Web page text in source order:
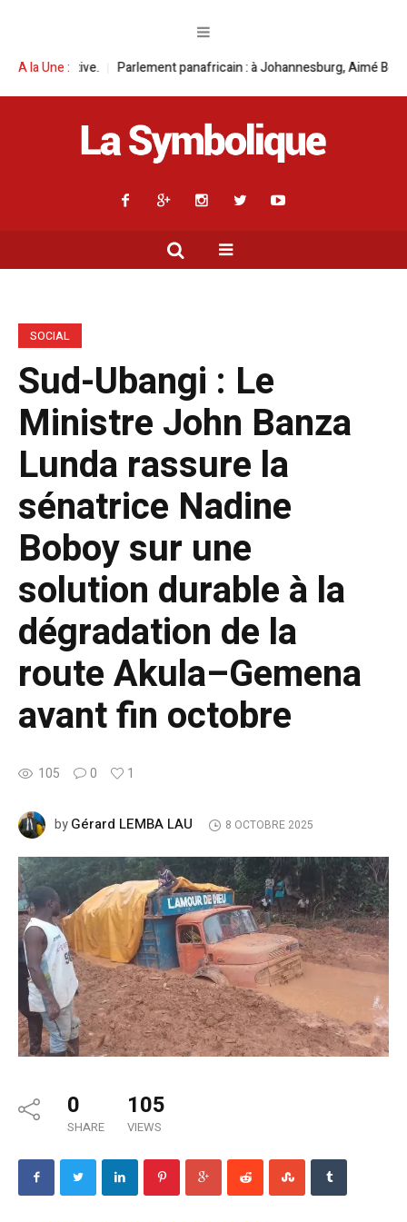
A la Une :: à Johannesburg, Aimé Boji Sangara multiplie les plaidoyers
SOCIAL
Sud-Ubangi : Le
Ministre John Banza
Lunda rassure la
sénatrice Nadine
Boboy sur une
solution durable à la
dégradation de la
route Akula–Gemena
avant fin octobre
105 0 1
byGérard LEMBA LAU 8 OCTOBRE 2025
0
SHARE
105
VIEWS